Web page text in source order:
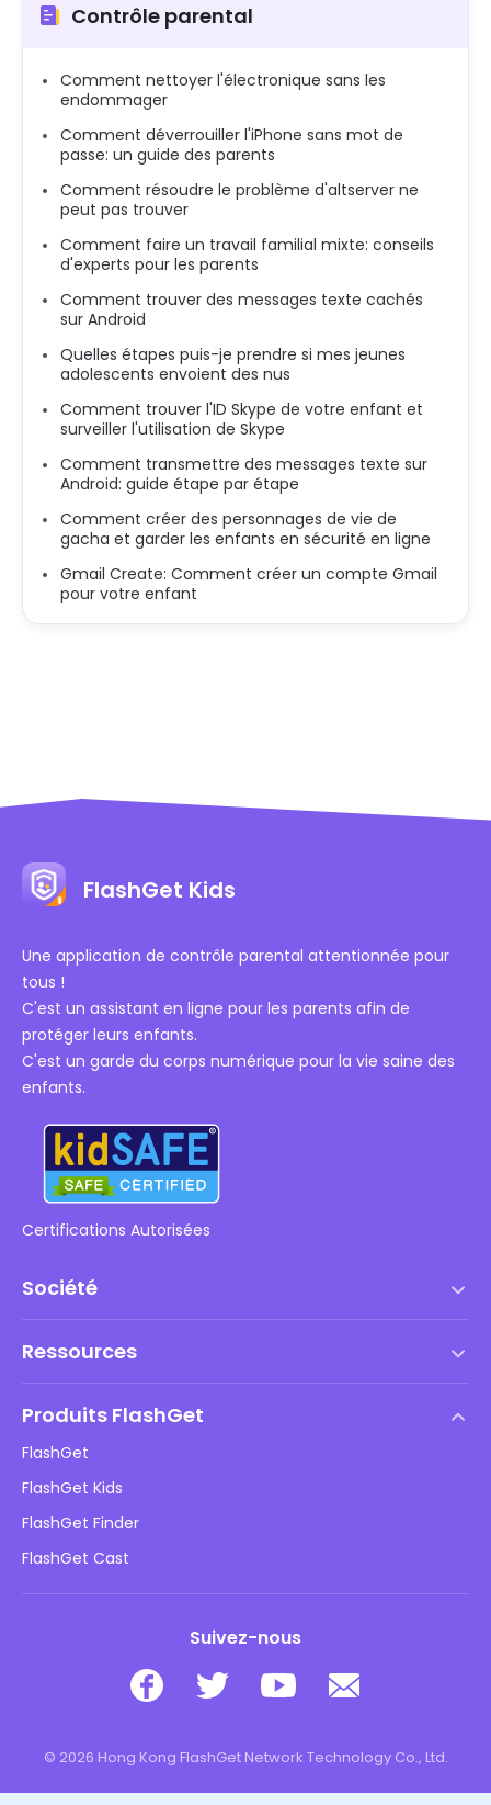
Contrôle parental
Comment nettoyer l'électronique sans les
endommager
Comment déverrouiller l'iPhone sans mot de
passe: un guide des parents
Comment résoudre le problème d'altserver ne
peut pas trouver
Comment faire un travail familial mixte: conseils
d'experts pour les parents
Comment trouver des messages texte cachés
sur Android
Quelles étapes puis-je prendre si mes jeunes
adolescents envoient des nus
Comment trouver l'ID Skype de votre enfant et
surveiller l'utilisation de Skype
Comment transmettre des messages texte sur
Android: guide étape par étape
Comment créer des personnages de vie de
gacha et garder les enfants en sécurité en ligne
Gmail Create: Comment créer un compte Gmail
pour votre enfant
FlashGet Kids
Une application de contrôle parental attentionnée pour
tous !
C'est un assistant en ligne pour les parents afin de
protéger leurs enfants.
C'est un garde du corps numérique pour la vie saine des
enfants.
Certifications Autorisées
Société
Politique DMCA
Politique de confidentialité
Politiques publicitaires
Ne vendez pas mes informations
Ressources
Sécurité des enfants en ligne
Télécharger
Produits FlashGet
FlashGet
FlashGet Kids
FlashGet Finder
FlashGet Cast
Suivez-nous
© 2026 Hong Kong FlashGet Network Technology Co., Ltd.